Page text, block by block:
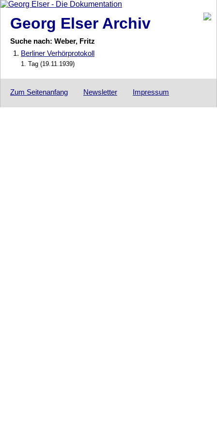
Georg Elser Archiv
Suche nach: Weber, Fritz
1. Berliner Verhörprotokoll
1. Tag (19.11.1939)
Zum Seitenanfang Newsletter Impressum